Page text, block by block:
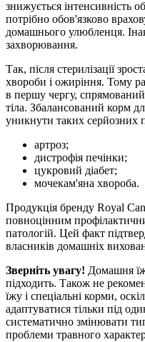
знижується інтенсивність
потрібно обов'язково
домашнього улюбленця.
захворювання.
Так, після стерилізації
хвороби і ожиріння. Тому
в першу чергу,
тіла. Збалансований корм
уникнути таких серйозних
артроз;
дистрофія печінки;
цукровий діабет;
мочекам'яна хвороба.
Продукція бренду Royal
повноцінним
патологій. Цей факт
власників домашніх
Зверніть увагу! Домашня
підходить. Також не
їжу і спеціальні корми,
адаптуватися тільки під
систематично змінювати
проблеми травного